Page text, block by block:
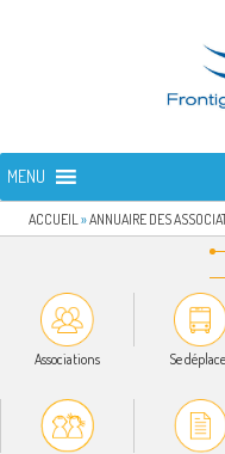
FRONTIGNAN
MENU
ACCUEIL »ANNUAIRE DES
Associations Se